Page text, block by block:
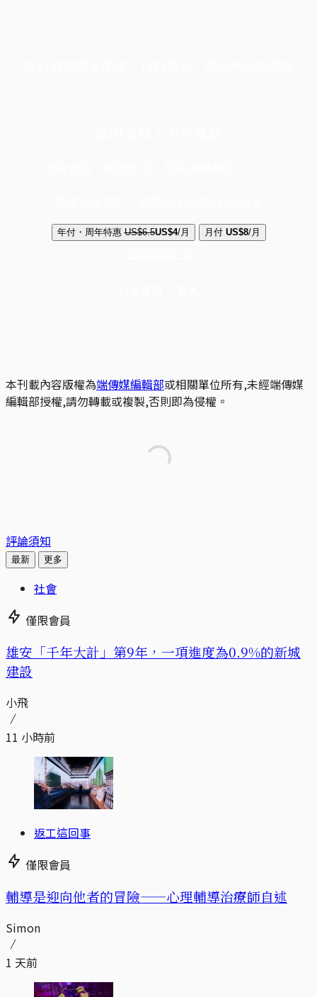
年付・周年特惠 US$6.5US$4/月 月付 US$8/月
本刊載內容版權為端傳媒編輯部或相關單位所有,未經端傳媒
編輯部授權,請勿轉載或複製,否則即為侵權。
評論須知
最新 更多
社會
僅限會員
​​雄安「千年大計」第9年，一項進度為0.9%的新城
建設
小飛
11 小時前
返工這回事
僅限會員
輔導是迎向他者的冒險——心理輔導治療師自述
Simon
1 天前